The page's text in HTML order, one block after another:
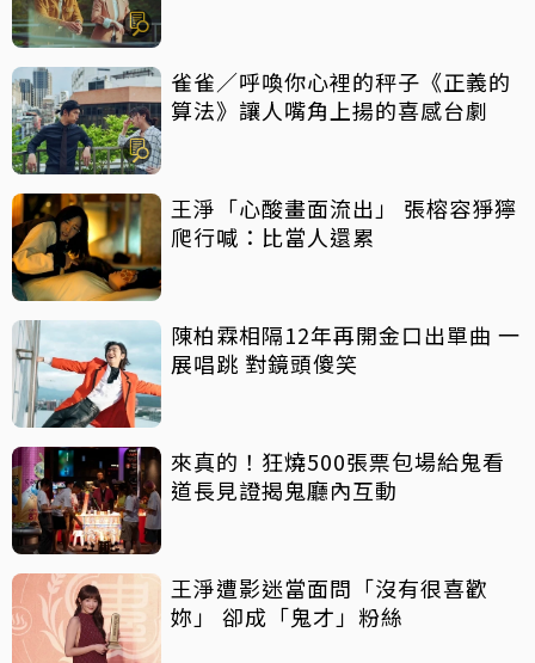
雀雀／呼喚你心裡的秤子《正義的
算法》讓人嘴角上揚的喜感台劇
王淨「心酸畫面流出」 張榕容猙獰
爬行喊：比當人還累
陳柏霖相隔12年再開金口出單曲 一
展唱跳 對鏡頭傻笑
來真的！狂燒500張票包場給鬼看
道長見證揭鬼廳內互動
王淨遭影迷當面問「沒有很喜歡
妳」 卻成「鬼才」粉絲